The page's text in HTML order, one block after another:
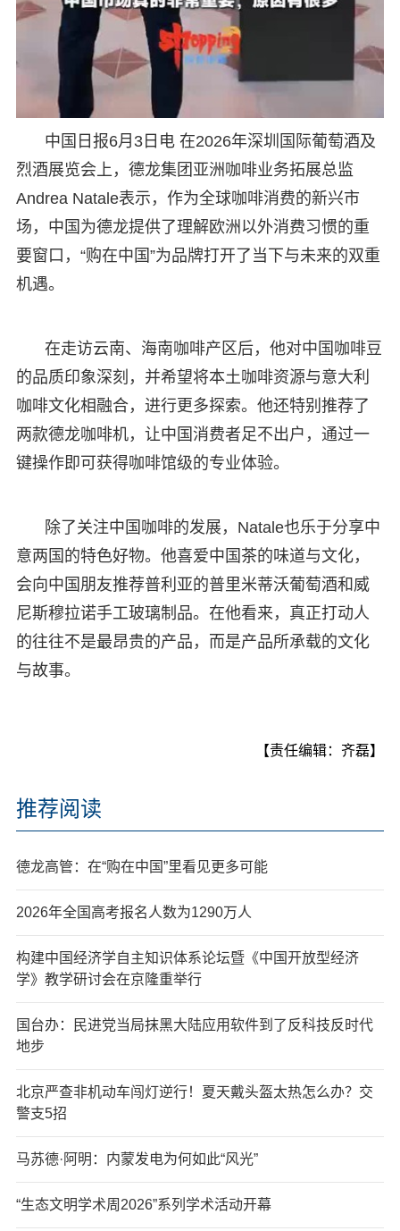
中国日报6月3日电 在2026年深圳国际葡萄酒及
烈酒展览会上，德龙集团亚洲咖啡业务拓展总监
Andrea Natale表示，作为全球咖啡消费的新兴市
场，中国为德龙提供了理解欧洲以外消费习惯的重
要窗口，“购在中国”为品牌打开了当下与未来的双重
机遇。
在走访云南、海南咖啡产区后，他对中国咖啡豆
的品质印象深刻，并希望将本土咖啡资源与意大利
咖啡文化相融合，进行更多探索。他还特别推荐了
两款德龙咖啡机，让中国消费者足不出户，通过一
键操作即可获得咖啡馆级的专业体验。
除了关注中国咖啡的发展，Natale也乐于分享中
意两国的特色好物。他喜爱中国茶的味道与文化，
会向中国朋友推荐普利亚的普里米蒂沃葡萄酒和威
尼斯穆拉诺手工玻璃制品。在他看来，真正打动人
的往往不是最昂贵的产品，而是产品所承载的文化
与故事。
【责任编辑：齐磊】
推荐阅读
德龙高管：在“购在中国”里看见更多可能
2026年全国高考报名人数为1290万人
构建中国经济学自主知识体系论坛暨《中国开放型经济
学》教学研讨会在京隆重举行
国台办：民进党当局抹黑大陆应用软件到了反科技反时代
地步
北京严查非机动车闯灯逆行！夏天戴头盔太热怎么办？交
警支5招
马苏德·阿明：内蒙发电为何如此“风光”
“生态文明学术周2026”系列学术活动开幕